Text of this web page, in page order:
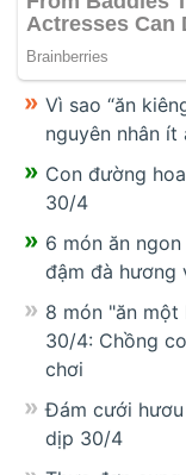
Vì sao “ăn
nguyên nhân
Con đường
30/4
6 món ăn
đậm đà hương
8 món "ăn một
30/4: Chồng
chơi
Đám cưới
dịp 30/4